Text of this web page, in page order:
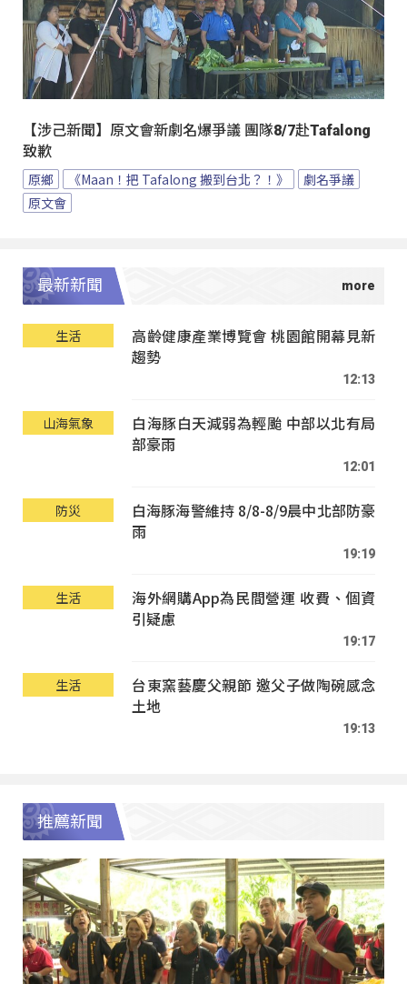
【涉己新聞】原文會新劇名爆爭議 團隊8/7赴Tafalong
致歉
原鄉 《Maan！把 Tafalong 搬到台北？！》
劇名爭議
原文會
最新新聞
生活
高齡健康產業博覽會 桃園館開幕見新
趨勢
12:13
山海氣象
白海豚白天減弱為輕颱 中部以北有局
部豪雨
12:01
防災
白海豚海警維持 8/8-8/9晨中北部防豪
雨
19:19
生活
海外網購App為民間營運 收費、個資
引疑慮
19:17
生活
台東窯藝慶父親節 邀父子做陶碗感念
土地
19:13
推薦新聞